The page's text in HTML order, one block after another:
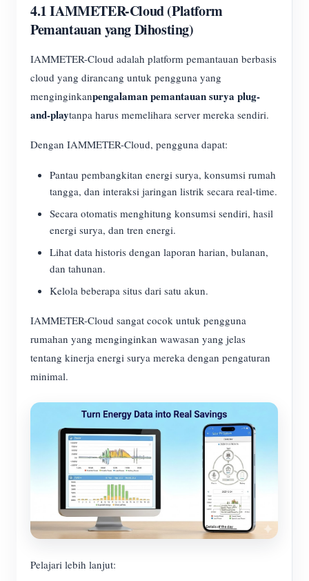
4.1 IAMMETER-Cloud (Platform
Pemantauan yang Dihosting)
IAMMETER-Cloud adalah platform pemantauan berbasis
cloud yang dirancang untuk pengguna yang
menginginkanpengalaman pemantauan surya plug-
and-playtanpa harus memelihara server mereka sendiri.
Dengan IAMMETER-Cloud, pengguna dapat:
Pantau pembangkitan energi surya, konsumsi rumah
tangga, dan interaksi jaringan listrik secara real-time.
Secara otomatis menghitung konsumsi sendiri, hasil
energi surya, dan tren energi.
Lihat data historis dengan laporan harian, bulanan,
dan tahunan.
Kelola beberapa situs dari satu akun.
IAMMETER-Cloud sangat cocok untuk pengguna
rumahan yang menginginkan wawasan yang jelas
tentang kinerja energi surya mereka dengan pengaturan
minimal.
Pelajari lebih lanjut: